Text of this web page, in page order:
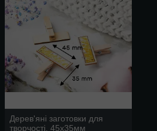
Дерев'яні заготовки для
творчості. 45х35мм